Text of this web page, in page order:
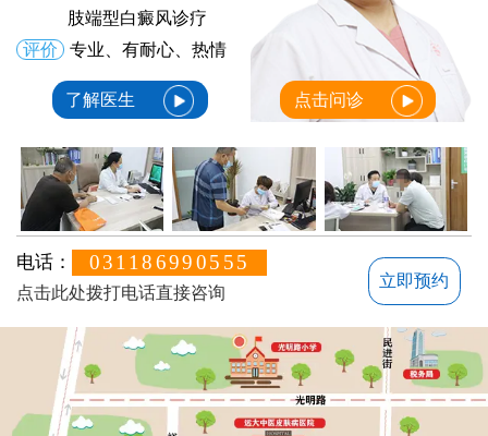
肢端型白癜风诊疗
评价
专业、有耐心、热情
了解医生 点击问诊
电话： 031186990555
点击此处拨打电话直接咨询
立即预约